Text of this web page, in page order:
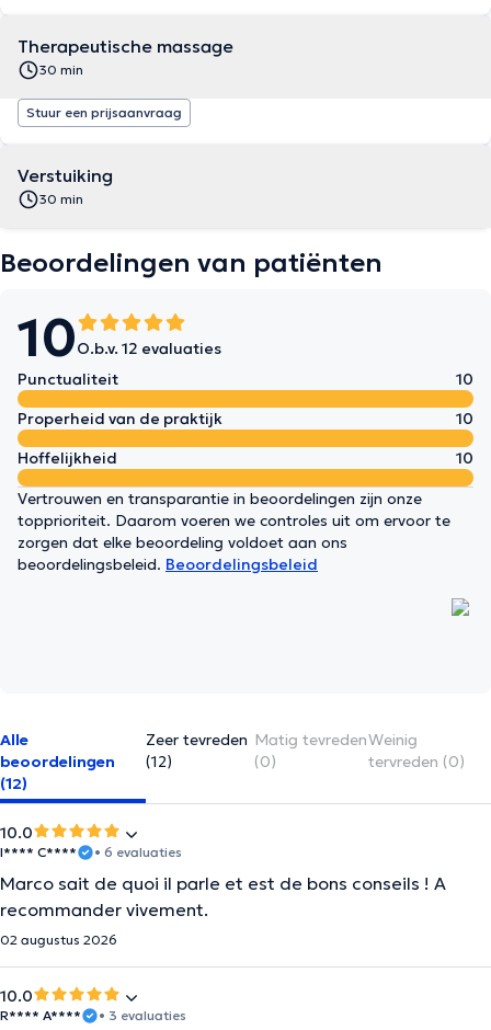
Therapeutische massage
30 min
Stuur een prijsaanvraag
Verstuiking
30 min
Beoordelingen van patiënten
10O.b.v. 12 evaluaties
Punctualiteit
10
Properheid van de praktijk
10
Hoffelijkheid
10
Vertrouwen en transparantie in beoordelingen zijn onze
topprioriteit. Daarom voeren we controles uit om ervoor te
zorgen dat elke beoordeling voldoet aan ons
beoordelingsbeleid. Beoordelingsbeleid
Alle
beoordelingen
(12)
Zeer tevreden
(12)
Matig tevreden
(0)
Weinig
tervreden (0)
10.0
I**** C**** • 6 evaluaties
Marco sait de quoi il parle et est de bons conseils ! A
recommander vivement.
02 augustus 2026
10.0
R**** A**** • 3 evaluaties